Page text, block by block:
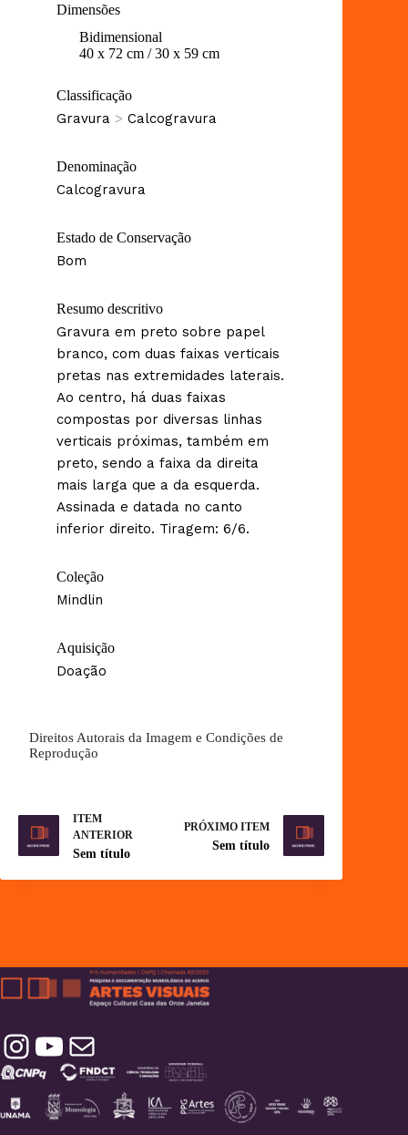
Dimensões
Bidimensional
40 x 72 cm / 30 x 59 cm
Classificação
Gravura > Calcogravura
Denominação
Calcogravura
Estado de Conservação
Bom
Resumo descritivo
Gravura em preto sobre papel
branco, com duas faixas verticais
pretas nas extremidades laterais.
Ao centro, há duas faixas
compostas por diversas linhas
verticais próximas, também em
preto, sendo a faixa da direita
mais larga que a da esquerda.
Assinada e datada no canto
inferior direito. Tiragem: 6/6.
Coleção
Mindlin
Aquisição
Doação
Direitos Autorais da Imagem e Condições de
Reprodução
ITEM
ANTERIOR
Sem título
PRÓXIMO ITEM
Sem título
Instagram YouTube Contatos